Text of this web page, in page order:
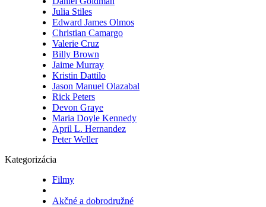
Julia Stiles
Edward James Olmos
Christian Camargo
Valerie Cruz
Billy Brown
Jaime Murray
Kristin Dattilo
Jason Manuel Olazabal
Rick Peters
Devon Graye
Maria Doyle Kennedy
April L. Hernandez
Peter Weller
Kategorizácia
Filmy
Akčné a dobrodružné